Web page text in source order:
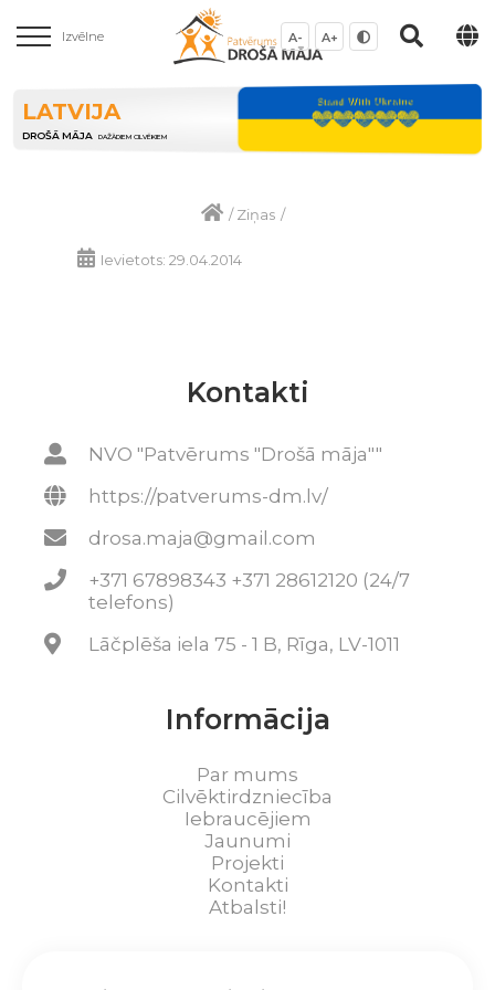
Izvēlne A- A+
LATVIJA
DROŠĀ MĀJA DAŽĀDIEM CILVĒKIEM
/Ziņas /
Ievietots: 29.04.2014
Kontakti
NVO "Patvērums "Drošā māja""
https://patverums-dm.lv/
drosa.maja@gmail.com
+371 67898343 +371 28612120 (24/7
telefons)
Lāčplēša iela 75 - 1 B, Rīga, LV-1011
Informācija
Par mums
Cilvēktirdzniecība
Iebraucējiem
Jaunumi
Projekti
Kontakti
Atbalsti!